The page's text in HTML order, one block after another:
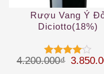
Rượu Vang Ý
Diciotto(18%)
Được
4.200.000₫ Giá